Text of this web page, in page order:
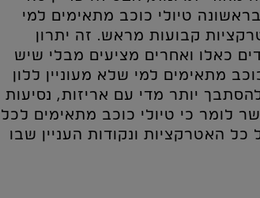
טיולי כוכב מתאימים למי
קבועות מראש. זה יתרון
כאלו ואחרים מציעים מבלי שיש
מתאימים למי שלא מעוניין ללון
יותר מדי עם אריזות, נסיעות
לומר כי טיולי כוכב מתאימים לכל
האטרקציות ונקודות העניין שבו